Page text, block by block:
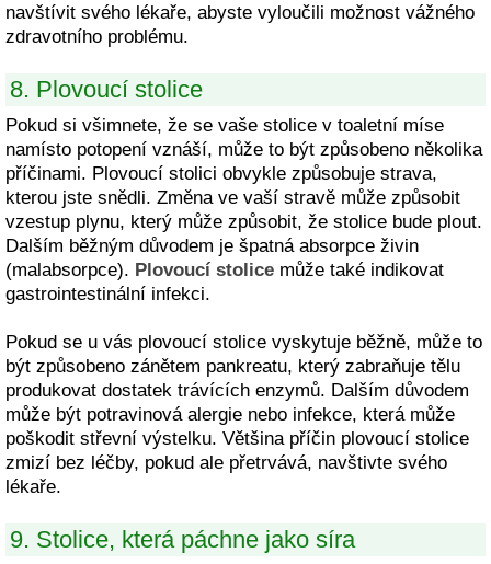
navštívit svého lékaře, abyste vyloučili možnost vážného
zdravotního problému.
8. Plovoucí stolice
Pokud si všimnete, že se vaše stolice v toaletní míse
namísto potopení vznáší, může to být způsobeno několika
příčinami. Plovoucí stolici obvykle způsobuje strava,
kterou jste snědli. Změna ve vaší stravě může způsobit
vzestup plynu, který může způsobit, že stolice bude plout.
Dalším běžným důvodem je špatná absorpce živin
(malabsorpce). Plovoucí stolice může také indikovat
gastrointestinální infekci.
Pokud se u vás plovoucí stolice vyskytuje běžně, může to
být způsobeno zánětem pankreatu, který zabraňuje tělu
produkovat dostatek trávících enzymů. Dalším důvodem
může být potravinová alergie nebo infekce, která může
poškodit střevní výstelku. Většina příčin plovoucí stolice
zmizí bez léčby, pokud ale přetrvává, navštivte svého
lékaře.
9. Stolice, která páchne jako síra